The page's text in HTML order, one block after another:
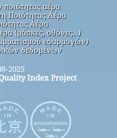
αέρα
Ποιότητας Αέρα
Αέρα
(μάσκες, οθόνες…)
εφαρμογών)
δεδομένων
2025
Index Project